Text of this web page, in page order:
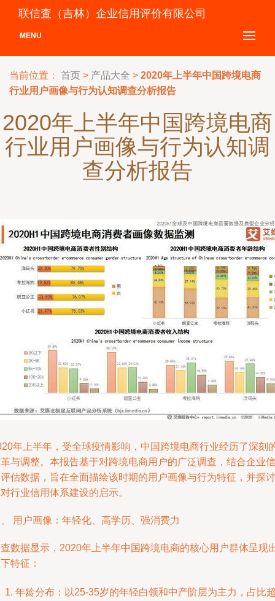
联信查（吉林）企业信用评价有限公司
MENU
当前位置： 首页 > 产品大全 > 2020年上半年中国跨境电商
行业用户画像与行为认知调查分析报告
2020年上半年中国跨境电商
行业用户画像与行为认知调
查分析报告
年上半年，受全球疫情影响，中国跨境电商行业经历了深刻
与调整。本报告基于对跨境电商用户的广泛调查，结合企业信
估数据，旨在全面描绘该时期的用户画像与行为特征，并探讨
行业信用体系建设的启示。
用户画像：年轻化、高学历、强消费力
数据显示，2020年上半年中国跨境电商的核心用户群体呈现
特征：
年龄分布：以25-35岁的年轻白领和中产阶层为主力，占比